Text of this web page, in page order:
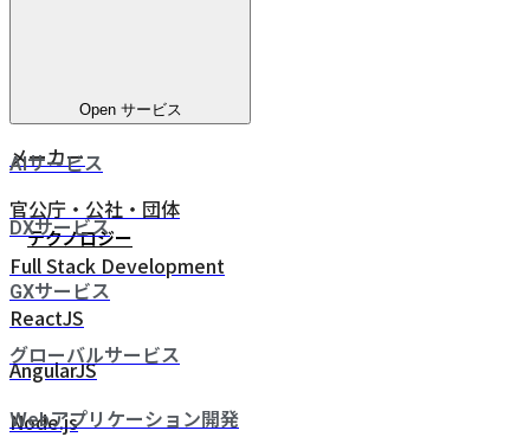
鉄道・物流
メーカー
官公庁・公社・団体
テクノロジー
Full Stack Development
ReactJS
AngularJS
Node.js
Open サービス
AIサービス
DXサービス
GXサービス
グローバルサービス
Webアプリケーション開発